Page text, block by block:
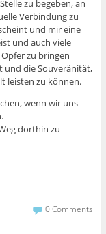
zu begeben, an
Verbindung zu
und mir eine
und auch viele
zu bringen
und die Souveränität,
leisten zu können.
wenn wir uns
dorthin zu
0 Comments